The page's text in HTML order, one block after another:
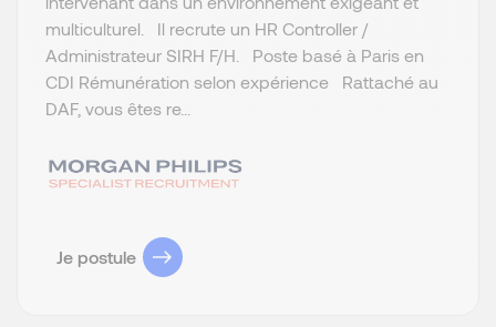
multiculturel. Il recrute un HR Controller /
Administrateur SIRH F/H. Poste basé à Paris en
CDI Rémunération selon expérience Rattaché au
DAF, vous êtes re...
Je postule